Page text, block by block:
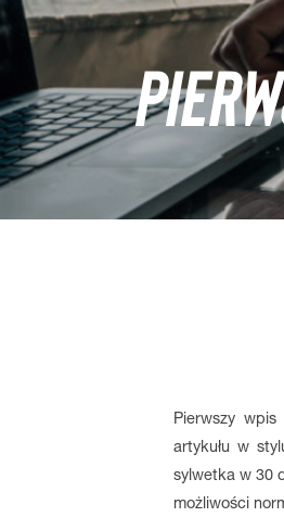
Pierwszy
artykułu w
sylwetka w 30
możliwości